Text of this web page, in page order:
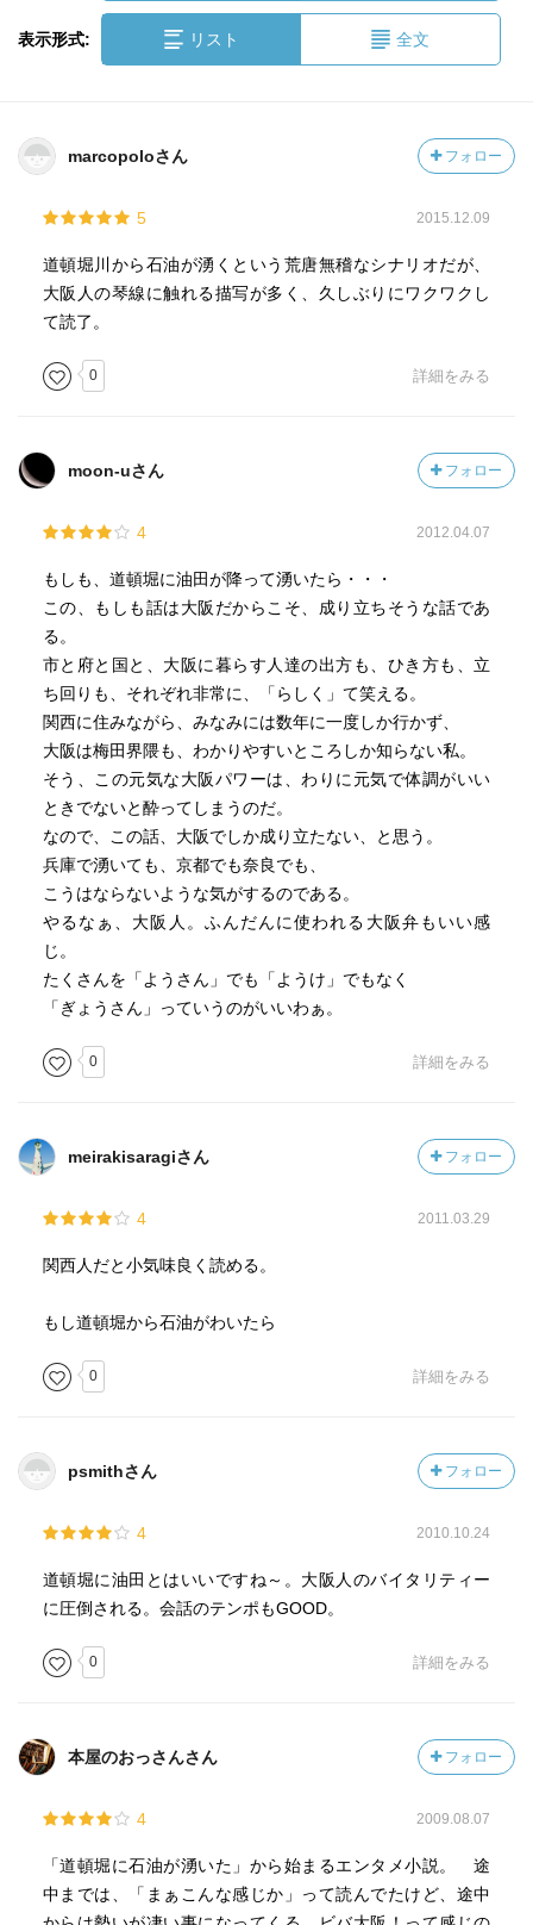
表示形式: リスト 全文
marcopoloさん フォロー
5 2015.12.09
道頓堀川から石油が湧くという荒唐無稽なシナリオだが、
大阪人の琴線に触れる描写が多く、久しぶりにワクワクし
て読了。
0 詳細をみる
moon-uさん フォロー
4 2012.04.07
もしも、道頓堀に油田が降って湧いたら・・・
この、もしも話は大阪だからこそ、成り立ちそうな話であ
る。
市と府と国と、大阪に暮らす人達の出方も、ひき方も、立
ち回りも、それぞれ非常に、「らしく」て笑える。
関西に住みながら、みなみには数年に一度しか行かず、
大阪は梅田界隈も、わかりやすいところしか知らない私。
そう、この元気な大阪パワーは、わりに元気で体調がいい
ときでないと酔ってしまうのだ。
なので、この話、大阪でしか成り立たない、と思う。
兵庫で湧いても、京都でも奈良でも、
こうはならないような気がするのである。
やるなぁ、大阪人。ふんだんに使われる大阪弁もいい感
じ。
たくさんを「ようさん」でも「ようけ」でもなく
「ぎょうさん」っていうのがいいわぁ。
0 詳細をみる
meirakisaragiさん フォロー
4 2011.03.29
関西人だと小気味良く読める。
もし道頓堀から石油がわいたら
0 詳細をみる
psmithさん フォロー
4 2010.10.24
道頓堀に油田とはいいですね～。大阪人のバイタリティー
に圧倒される。会話のテンポもGOOD。
0 詳細をみる
本屋のおっさんさん フォロー
4 2009.08.07
「道頓堀に石油が湧いた」から始まるエンタメ小説。 途
中までは、「まぁこんな感じか」って読んでたけど、途中